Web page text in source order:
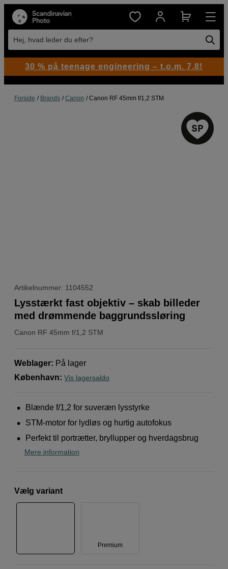
Hej, hvad leder du efter?
Forside Brands Canon Canon RF 45mm f/1,2 STM
Artikelnummer: 1104552
Canon RF 45mm f/1,2 STM
Lysstærkt fast objektiv – skab billeder
med drømmende baggrundssløring
Weblager: På lager
København: Vis lagersaldo
Blænde f/1,2 for suveræn lysstyrke
STM-motor for lydløs og hurtig autofokus
Perfekt til portrætter, bryllupper og hverdagsbrug
Mere information
Vælg variant
Premium
30 % på teenage engineering – t.o.m. 7.8!